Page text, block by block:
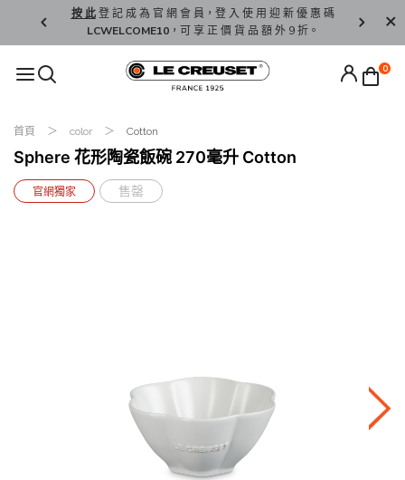
按 此登 記 成 為 官 網 會 員，登 入 使 用 迎 新 優 惠 碼
LCWELCOME10，可 享 正 價 貨 品 額 外 9 折。
香 港 / 澳
0
首頁 color Cotton
Sphere 花形陶瓷飯碗 270毫升 Cotton
官網獨家 售罄